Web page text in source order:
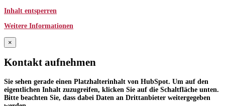
Inhalt entsperren
Weitere Informationen
×
Kontakt aufnehmen
Sie sehen gerade einen Platzhalterinhalt von HubSpot. Um auf den
eigentlichen Inhalt zuzugreifen, klicken Sie auf die Schaltfläche unten.
Bitte beachten Sie, dass dabei Daten an Drittanbieter weitergegeben